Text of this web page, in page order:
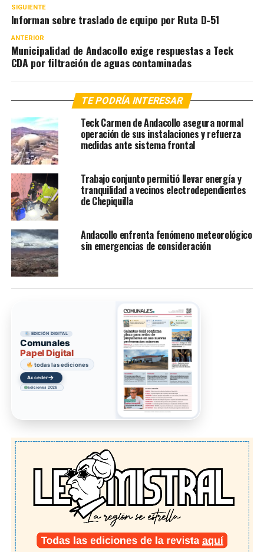
SIGUIENTE
Informan sobre traslado de equipo por Ruta D-51
ANTERIOR
Municipalidad de Andacollo exige respuestas a Teck
CDA por filtración de aguas contaminadas
TE PODRÍA INTERESAR
Teck Carmen de Andacollo asegura normal
operación de sus instalaciones y refuerza
medidas ante sistema frontal
Trabajo conjunto permitió llevar energía y
tranquilidad a vecinos electrodependientes
de Chepiquilla
Andacollo enfrenta fenómeno meteorológico
sin emergencias de consideración
EDICIÓN DIGITAL
Comunales
Papel Digital
colección digital
Acceder→
ediciones 2026